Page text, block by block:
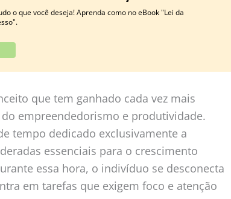
o que você deseja! Aprenda como no eBook "Lei da
que tem ganhado cada vez mais
empreendedorismo e produtividade.
tempo dedicado exclusivamente a
essenciais para o crescimento
essa hora, o indivíduo se desconecta
em tarefas que exigem foco e atenção